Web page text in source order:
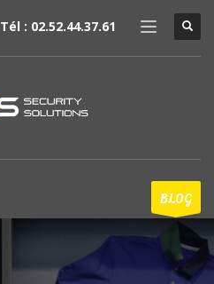
Tél : 02.52.44.37.61
BLOG